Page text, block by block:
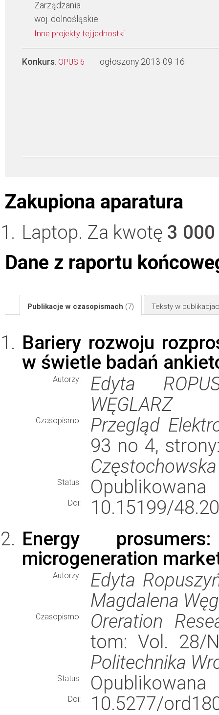
Zarządzania
woj. dolnośląskie
Inne projekty tej jednostki
Konkurs: OPUS 6 - ogłoszony 2013-09-16
Zakupiona aparatura
Laptop. Za kwotę 3 000
Dane z raportu
Publikacje w czasopismach (7) Teksty w
Bariery rozwoju
w świetle badań
Autorzy:
Edyta
WĘGLARZ
Czasopismo:
Przegląd
93 no 4,
Częstochowska
Status: Opublikowana
Doi:
10.15199/
Energy
microgeneration
Autorzy:
Edyta
Magdalena
Czasopismo:
Oreration
tom: Vol. 28/
Politechnika
Status: Opublikowana
Doi:
10.5277/